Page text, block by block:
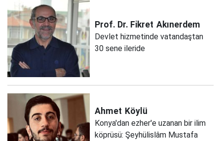
Prof. Dr. Fikret Akınerdem
Devlet hizmetinde vatandaştan
30 sene ileride
Ahmet Köylü
Konya'dan ezher'e uzanan bir ilim
köprüsü: Şeyhülislâm Mustafa